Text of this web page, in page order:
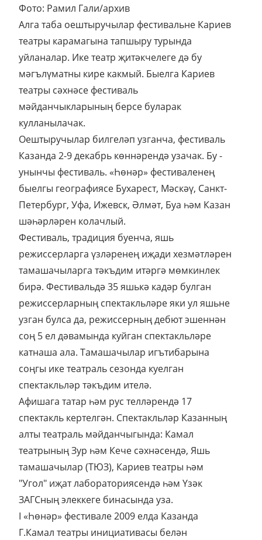
Фото: Рамил Гали/архив
Алга таба оештыручылар фестивальне Кариев
театры карамагына тапшыру турында
уйланалар. Ике театр җитәкчелеге дә бу
мәгълүматны кире какмый. Быелга Кариев
театры сәхнәсе фестиваль
мәйданчыкларының берсе буларак
кулланылачак.
Оештыручылар билгеләп узганча, фестиваль
Казанда 2-9 декабрь көннәрендә узачак. Бу -
унынчы фестиваль. «Һөнәр» фестиваленең
быелгы географиясе Бухарест, Мәскәү, Санкт-
Петербург, Уфа, Ижевск, Әлмәт, Буа һәм Казан
шәһәрләрен колачлый.
Фестиваль, традиция буенча, яшь
режиссерларга үзләренең иҗади хезмәтләрен
тамашачыларга тәкъдим итәргә мөмкинлек
бирә. Фестивальдә 35 яшькә кадәр булган
режиссерларның спектакльләре яки ул яшьне
узган булса да, режиссерның дебют эшеннән
соң 5 ел дәвамында куйган спектакльләре
катнаша ала. Тамашачылар игътибарына
соңгы ике театраль сезонда куелган
спектакльләр тәкъдим ителә.
Афишага татар һәм рус телләрендә 17
спектакль кертелгән. Спектакльләр Казанның
алты театраль мәйданчыгында: Камал
театрының Зур һәм Кече сәхнәсендә, Яшь
тамашачылар (ТЮЗ), Кариев театры һәм
"Угол" иҗат лабораториясендә һәм Үзәк
ЗАГСның элеккеге бинасында уза.
I «Һөнәр» фестивале 2009 елда Казанда
Г.Камал театры инициативасы белән